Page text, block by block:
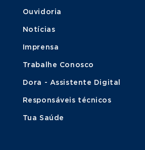
Ouvidoria
Notícias
Imprensa
Trabalhe Conosco
Dora - Assistente Digital
Responsáveis técnicos
Tua Saúde